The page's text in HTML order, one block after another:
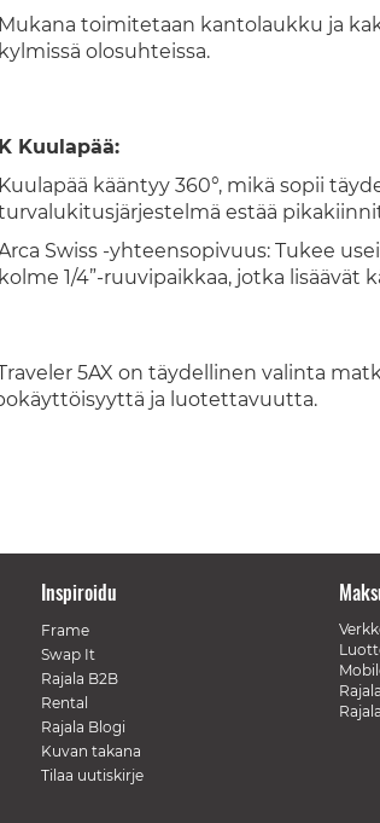
Mukana toimitetaan kantolaukku ja
kylmissä olosuhteissa.
Kuulapää:
Kuulapää kääntyy 360°, mikä sopii
estää
Swiss -yhteensopivuus: Tukee
kolme 1/4”-ruuvipaikkaa, jotka lisäävät
5AX on täydellinen valinta
ja luotettavuutta.
Inspiroidu
Frame
Swap It
Rajala B2B
Rental
Rajala Blogi
Kuvan takana
Tilaa uutiskirje